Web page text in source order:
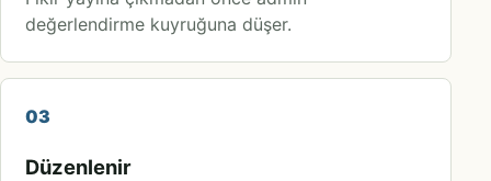
değerlendirme kuyruğuna düşer.
03
Düzenlenir